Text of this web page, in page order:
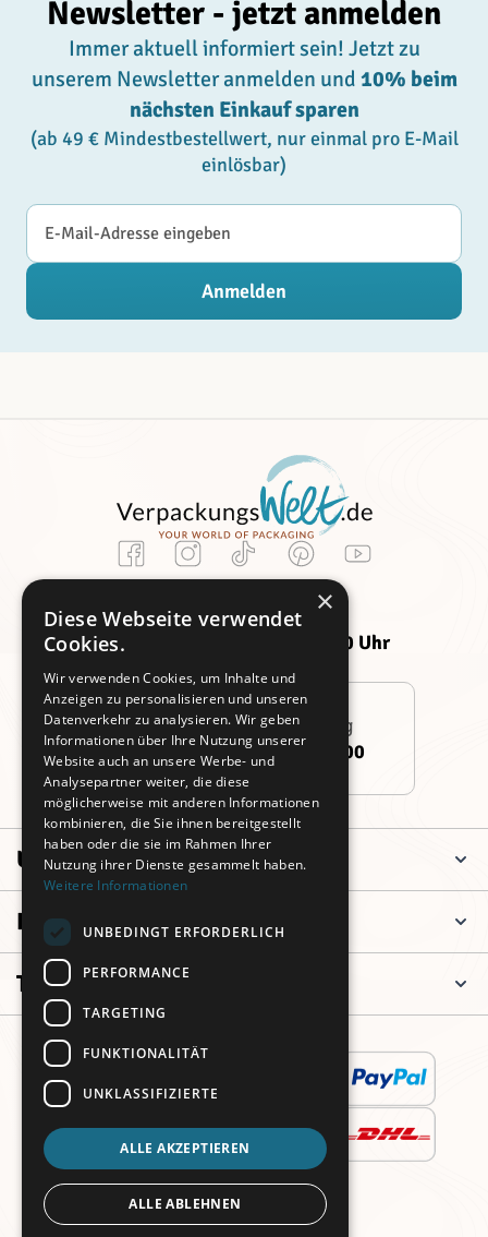
Newsletter - jetzt anmelden
Immer aktuell informiert sein! Jetzt zu
unserem Newsletter anmelden und 10% beim
nächsten Einkauf sparen
(ab 49 € Mindestbestellwert, nur einmal pro E-Mail
einlösbar)
E-Mail-Adresse
Anmelden
Kundenservice
Montag -
Donnerstag:
09:00 - 16:00 Uhr
Freitag:
09:00 - 14:00 Uhr
Persönliche Beratung
+49 (0)911 3260 6700
Unternehmen
Informationen
Top Kategorien
×
Diese Webseite verwendet
Cookies.
Wir verwenden Cookies, um Inhalte und
Anzeigen zu personalisieren und unseren
Datenverkehr zu analysieren. Wir geben
Informationen über Ihre Nutzung unserer
Website auch an unsere Werbe- und
Analysepartner weiter, die diese
möglicherweise mit anderen Informationen
kombinieren, die Sie ihnen bereitgestellt
haben oder die sie im Rahmen Ihrer
Nutzung ihrer Dienste gesammelt haben.
Weitere Informationen
UNBEDINGT ERFORDERLICH
PERFORMANCE
TARGETING
FUNKTIONALITÄT
UNKLASSIFIZIERTE
ALLE AKZEPTIEREN
ALLE ABLEHNEN